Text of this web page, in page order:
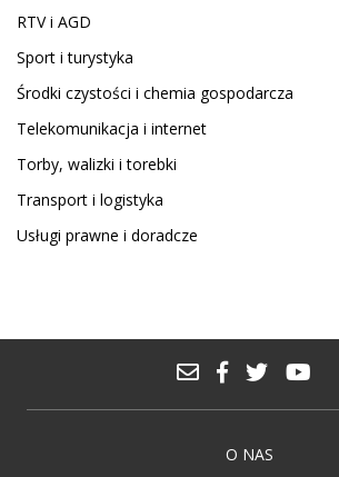
RTV i AGD
Sport i turystyka
Środki czystości i chemia gospodarcza
Telekomunikacja i internet
Torby, walizki i torebki
Transport i logistyka
Usługi prawne i doradcze
O NAS